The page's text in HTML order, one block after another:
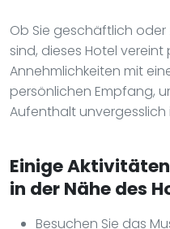
Ob Sie geschäftlich
sind, dieses Hotel
Annehmlichkeiten mit
persönlichen Empfang,
Aufenthalt unvergesslich
Einige
in der Nähe des
Besuchen Sie das